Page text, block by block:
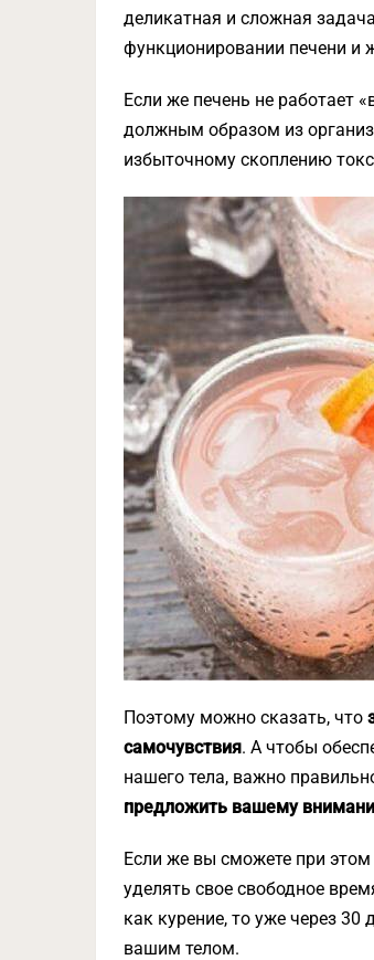
деликатная и сложная
функционировании печени и
Если же печень не работает
должным образом из
избыточному скоплению
Поэтому можно сказать, что
самочувствия. А чтобы
нашего тела, важно
предложить вашему
Если же вы сможете при
уделять свое свободное
как курение, то уже через
вашим телом.